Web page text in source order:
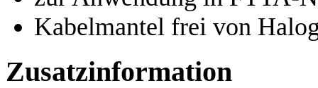
Kabelmantel frei von
Zusatzinformation